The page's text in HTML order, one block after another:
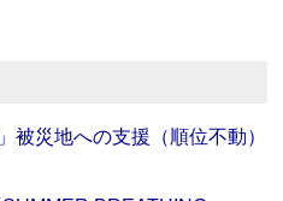
被災地への支援（順位不動）